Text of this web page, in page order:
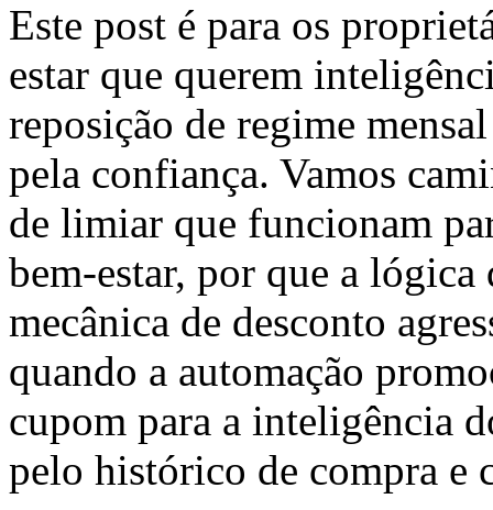
Este post é para os
estar que querem
reposição de regime
pela confiança. Vamos
de limiar que funcionam
bem-estar, por que a lógica
mecânica de desconto
quando a automação
cupom para a inteligência
pelo histórico de compra e